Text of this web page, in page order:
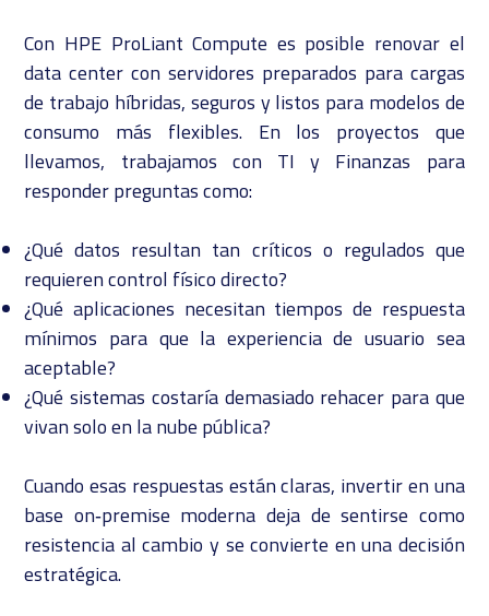
Con HPE ProLiant Compute es posible renovar el
data center con servidores preparados para cargas
de trabajo híbridas, seguros y listos para modelos de
consumo más flexibles. En los proyectos que
llevamos, trabajamos con TI y Finanzas para
responder preguntas como:
¿Qué datos resultan tan críticos o regulados que
requieren control físico directo?
¿Qué aplicaciones necesitan tiempos de respuesta
mínimos para que la experiencia de usuario sea
aceptable?
¿Qué sistemas costaría demasiado rehacer para que
vivan solo en la nube pública?
Cuando esas respuestas están claras, invertir en una
base on‑premise moderna deja de sentirse como
resistencia al cambio y se convierte en una decisión
estratégica.